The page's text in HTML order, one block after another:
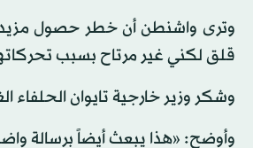
وترى واشنطن أن خطر حصول مزيد
قلق لكني غير مرتاح بسبب
وشكر وزير خارجية تايوان
وأوضح: «هذا يبعث أيضاً برسالة